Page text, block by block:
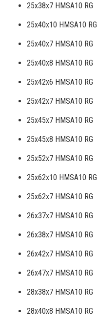
25x38x7 HMSA10 RG
25x40x10 HMSA10 RG
25x40x7 HMSA10 RG
25x40x8 HMSA10 RG
25x42x6 HMSA10 RG
25x42x7 HMSA10 RG
25x45x7 HMSA10 RG
25x45x8 HMSA10 RG
25x52x7 HMSA10 RG
25x62x10 HMSA10 RG
25x62x7 HMSA10 RG
26x37x7 HMSA10 RG
26x38x7 HMSA10 RG
26x42x7 HMSA10 RG
26x47x7 HMSA10 RG
28x38x7 HMSA10 RG
28x40x8 HMSA10 RG